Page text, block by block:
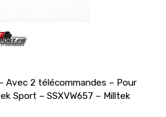
Avec 2 télécommandes – Pour
Sport – SSXVW657 – Milltek